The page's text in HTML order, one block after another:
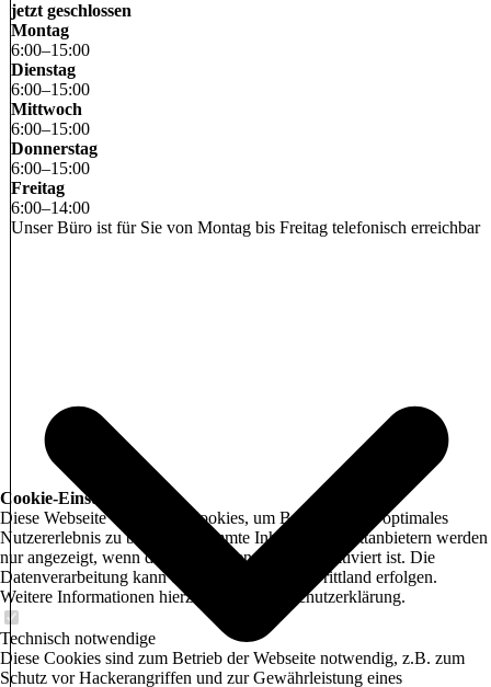
jetzt geschlossen
Montag
6:00–15:00
Dienstag
6:00–15:00
Mittwoch
6:00–15:00
Donnerstag
6:00–15:00
Freitag
6:00–14:00
Unser Büro ist für Sie von Montag bis Freitag telefonisch erreichbar
Cookie-Einstellungen
Diese Webseite verwendet Cookies, um Besuchern ein optimales
Nutzererlebnis zu bieten. Bestimmte Inhalte von Drittanbietern werden
nur angezeigt, wenn die entsprechende Option aktiviert ist. Die
Datenverarbeitung kann dann auch in einem Drittland erfolgen.
Weitere Informationen hierzu in der Datenschutzerklärung.
Technisch notwendige
Diese Cookies sind zum Betrieb der Webseite notwendig, z.B. zum
Schutz vor Hackerangriffen und zur Gewährleistung eines